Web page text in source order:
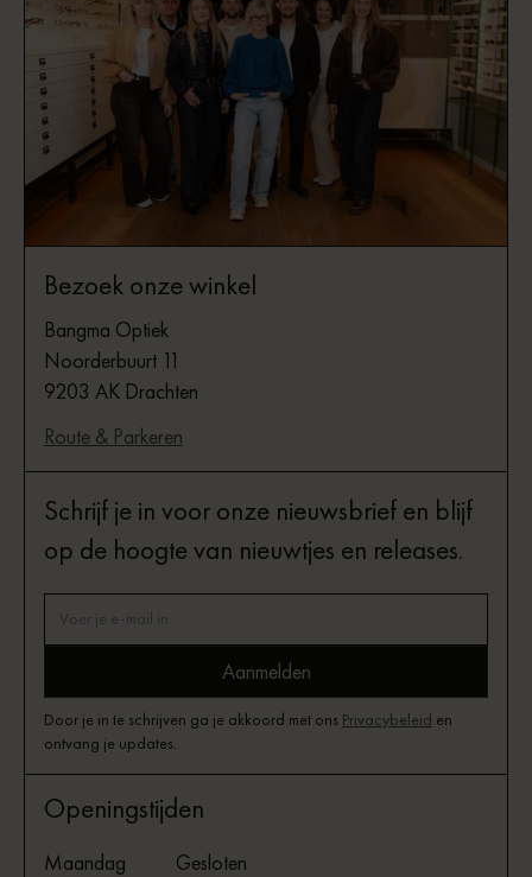
Bezoek onze winkel
Bangma Optiek
Noorderbuurt 11
9203 AK Drachten
Route & Parkeren
Schrijf je in voor onze nieuwsbrief en blijf
op de hoogte van nieuwtjes en releases.
Door je in te schrijven ga je akkoord met ons Privacybeleid en
ontvang je updates.
Openingstijden
Maandag
Gesloten